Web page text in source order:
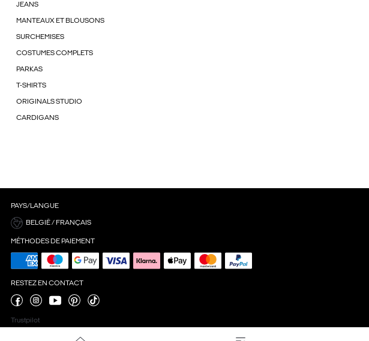
JEANS
MANTEAUX ET BLOUSONS
SURCHEMISES
COSTUMES COMPLETS
PARKAS
T-SHIRTS
ORIGINALS STUDIO
CARDIGANS
PAYS/LANGUE
BELGIË / FRANÇAIS
MÉTHODES DE PAIEMENT
RESTEZ EN CONTACT
Trustpilot